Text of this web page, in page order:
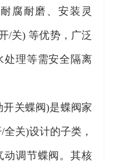
腐耐磨、安装灵
/关) 等优势，广泛
处理等需安全隔离
关蝶阀)是蝶阀家
关)设计的子类，
动调节蝶阀。其核